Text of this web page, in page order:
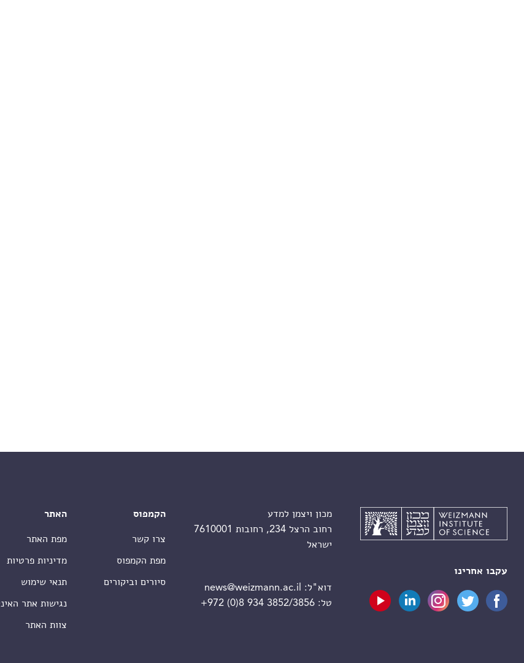
עקבו אחרינו
מכון ויצמן למדע
רחוב הרצל 234, רחובות 7610001
ישראל
דוא"ל:
news@weizmann.ac.il
טל:+972 (0)8 934 3852/3856
הקמפוס
צרו קשר
מפת הקמפוס
סיורים וביקורים
האתר
מפת האתר
מדיניות פרטיות
תנאי שימוש
נגישות אתר
צוות האתר